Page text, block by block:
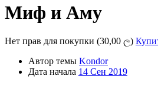
Миф и Аму
Нет прав для покупки (30,00 ල)
Автор темы Kondor
Дата начала 14 Сен 2019